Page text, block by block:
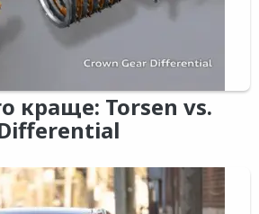
краще: Torsen vs.